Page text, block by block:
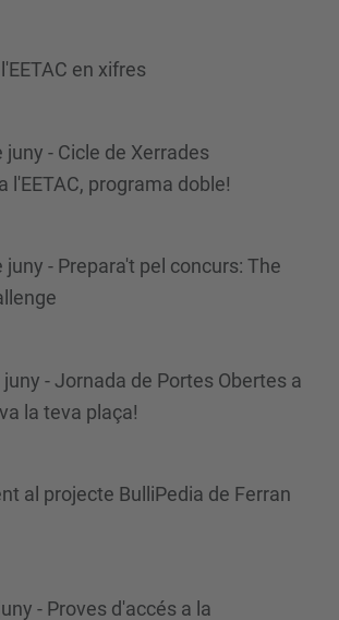
en xifres
juny - Cicle de Xerrades
l'EETAC, programa doble!
juny - Prepara't pel concurs: The
- Jornada de Portes Obertes a
la teva plaça!
al projecte BulliPedia de Ferran
- Proves d'accés a la